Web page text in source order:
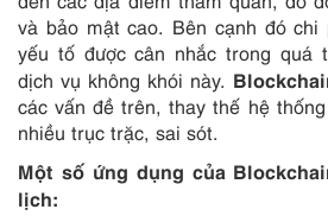
và bảo mật cao. Bên cạnh đó
yếu tố được cân nhắc trong quá
dịch vụ không khói này.
các vấn đề trên, thay thế hệ
nhiều trục trặc, sai sót.
Một số ứng dụng của
lịch: